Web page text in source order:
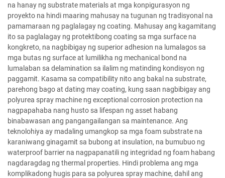
na hanay ng substrate materials at mga konpigurasyon ng
proyekto na hindi maaring mahusay na tugunan ng tradisyonal na
pamamaraan ng paglalagay ng coating. Mahusay ang kagamitang
ito sa paglalagay ng protektibong coating sa mga surface na
kongkreto, na nagbibigay ng superior adhesion na lumalagos sa
mga butas ng surface at lumilikha ng mechanical bond na
lumalaban sa delamination sa ilalim ng matinding kondisyon ng
paggamit. Kasama sa compatibility nito ang bakal na substrate,
parehong bago at dating may coating, kung saan nagbibigay ang
polyurea spray machine ng exceptional corrosion protection na
nagpapahaba nang husto sa lifespan ng asset habang
binabawasan ang pangangailangan sa maintenance. Ang
teknolohiya ay madaling umangkop sa mga foam substrate na
karaniwang ginagamit sa bubong at insulation, na bumubuo ng
waterproof barrier na nagpapanatili ng integridad ng foam habang
nagdaragdag ng thermal properties. Hindi problema ang mga
komplikadong hugis para sa polyurea spray machine, dahil ang